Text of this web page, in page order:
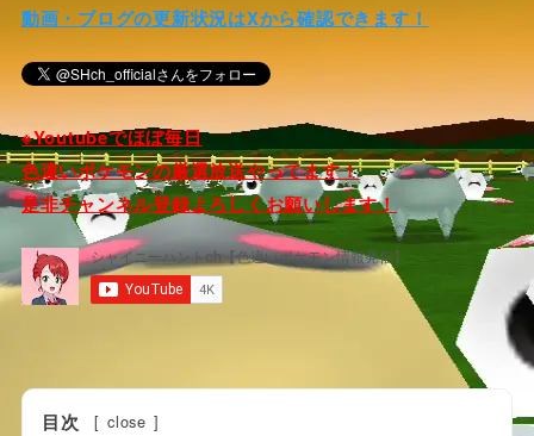
動画・ブログの更新状況はXから確認できます！
※Youtubeでほぼ毎日
色違いポケモンの厳選放送やってます！
是非チャンネル登録よろしくお願いします！
目次 [ close ]